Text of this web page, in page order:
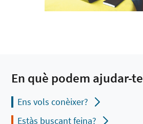
En què podem ajudar-te
Ens vols conèixer?
Estàs buscant feina?